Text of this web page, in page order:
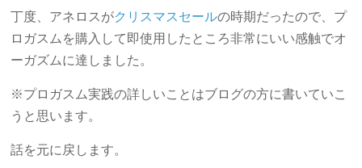
丁度、アネロスがクリスマスセールの時期だったので、プ
ロガスムを購入して即使用したところ非常にいい感触でオ
ーガズムに達しました。
※プロガスム実践の詳しいことはブログの方に書いていこ
うと思います。
話を元に戻します。